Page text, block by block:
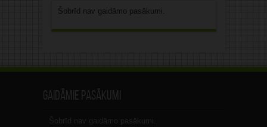
Šobrīd nav gaidāmo pasākumi.
Gaidāmie pasākumi
Šobrīd nav gaidāmo pasākumi.